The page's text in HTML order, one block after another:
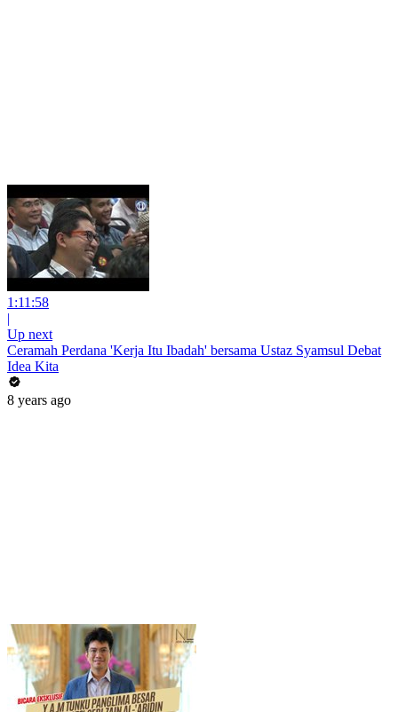
1:11:58
|
Up next
Ceramah Perdana 'Kerja Itu Ibadah' bersama Ustaz Syamsul Debat
Idea Kita
8 years ago